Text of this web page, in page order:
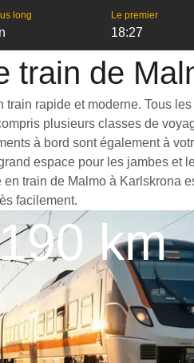
long Le premier
18:27
train de
rapide et moderne. Tous
plusieurs classes de
à bord sont également à
espace pour les jambes
train de Malmo à Karlskrona
facilement.
km